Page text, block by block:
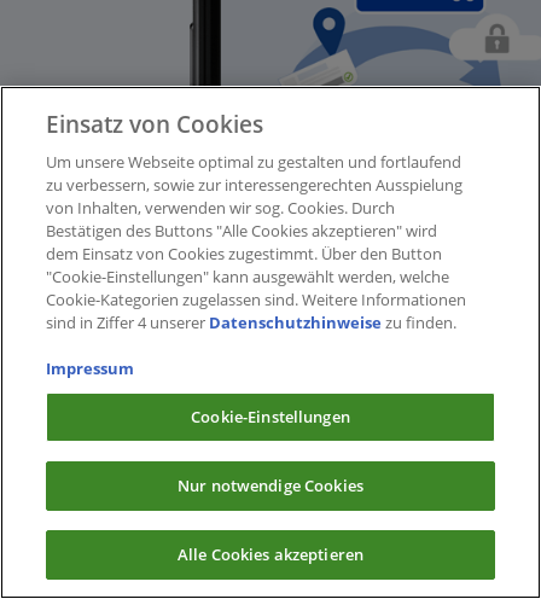
Einsatz von Cookies
Um unsere Webseite optimal zu gestalten und fortlaufend
zu verbessern, sowie zur interessengerechten Ausspielung
von Inhalten, verwenden wir sog. Cookies. Durch
Bestätigen des Buttons "Alle Cookies akzeptieren" wird
dem Einsatz von Cookies zugestimmt. Über den Button
"Cookie-Einstellungen" kann ausgewählt werden, welche
Cookie-Kategorien zugelassen sind. Weitere Informationen
sind in Ziffer 4 unserer Datenschutzhinweise zu finden.
Impressum
Cookie-Einstellungen
Nur notwendige Cookies
Alle Cookies akzeptieren